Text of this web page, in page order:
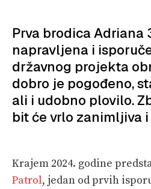
PLOVIDBA
SPIZA
VELIKE PRIČE
PRETPLATA
Prva brodica Adriana
napravljena i
državnog projekta
dobro je pogođeno,
ali i udobno plovilo.
bit će vrlo zanimljiva
Krajem 2024. godine
Patrol, jedan od prvih